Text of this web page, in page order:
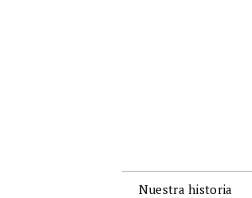
Nuestra historia